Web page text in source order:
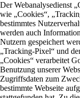
Der Webanalysedienst
wie „Cookies“,
bestimmtes
werden auch
Nutzern gespeichert
„Tracking-Pixel“ und
„Cookies“ verarbeitet
Benutzung unserer
Zugriffsdaten zum
bestimmte Webseite